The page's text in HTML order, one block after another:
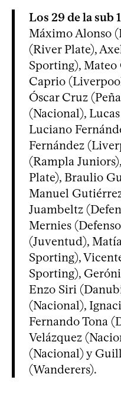
Los 29 de la sub
Máximo Alonso
(River Plate),
Sporting),
Caprio
Óscar Cruz
(Nacional),
Luciano
Fernández
(Rampla
Plate), Braulio
Manuel
Juambeltz
Mernies
(Juventud),
Sporting),
Sporting),
Enzo Siri
(Nacional),
Fernando Tona
Velázquez
(Nacional) y
(Wanderers).